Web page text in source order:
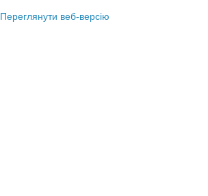
Переглянути веб-версію